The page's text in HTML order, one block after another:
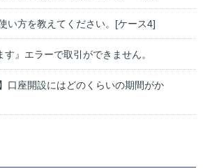
い方を教えてください。[ケース4]
す』エラーで取引ができません。
口座開設にはどのくらいの期間がか